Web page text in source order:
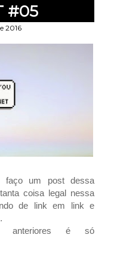
#05
2016
faço um post dessa
coisa legal nessa
de link em link e
é só